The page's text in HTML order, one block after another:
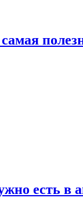
есть в